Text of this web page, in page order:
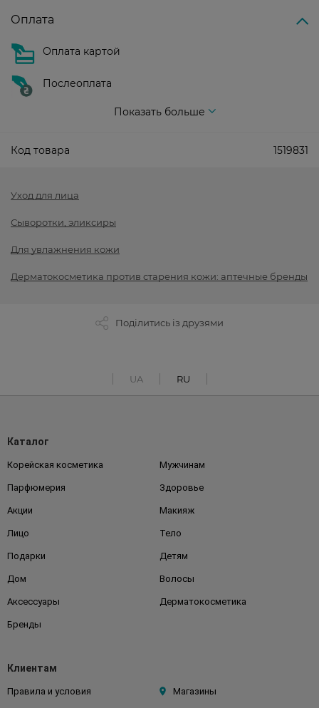
Оплата
Оплата картой
Послеоплата
Показать больше
Код товара 1519831
Уход для лица
Сыворотки, эликсиры
Для увлажнения кожи
Дерматокосметика против старения кожи: аптечные бренды
Поділитись із друзями
UA RU
Каталог
Корейская косметика Мужчинам
Парфюмерия Здоровье
Акции Макияж
Лицо Тело
Подарки Детям
Дом Волосы
Аксессуары Дерматокосметика
Бренды
Клиентам
Правила и условия Магазины